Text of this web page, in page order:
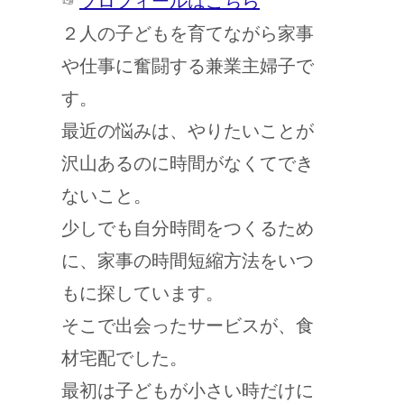
２人の子どもを育てながら家事
や仕事に奮闘する兼業主婦子で
す。
最近の悩みは、やりたいことが
沢山あるのに時間がなくてでき
ないこと。
少しでも自分時間をつくるため
に、家事の時間短縮方法をいつ
もに探しています。
そこで出会ったサービスが、食
材宅配でした。
最初は子どもが小さい時だけに